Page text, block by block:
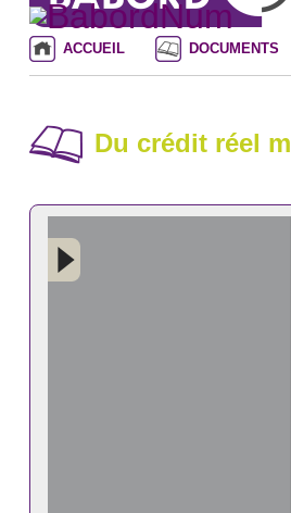
ACCUEIL DOCUMENTS
Du crédit réel